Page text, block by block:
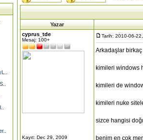
..
Yazar
cyprus_tde
Mesaj: 100+
Kayıt: Dec 29, 2009
Tarih: 2010-06-
Arkadaşlar birkaç
kimileri windows
kimileri de
kimileri nuke
sizce hangisi
benim en çok